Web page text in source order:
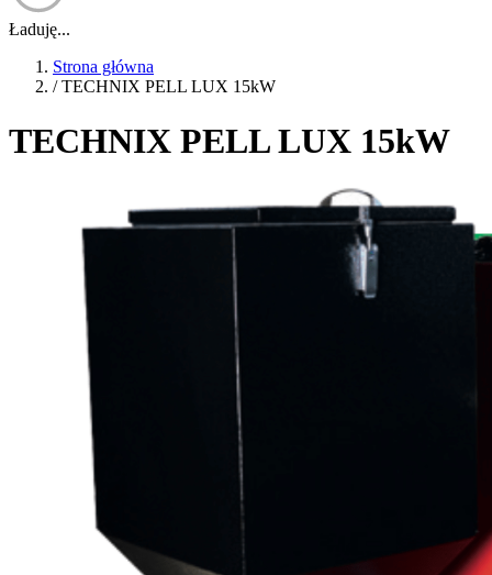
Ładuję...
Strona główna
/ TECHNIX PELL LUX 15kW
TECHNIX PELL LUX 15kW